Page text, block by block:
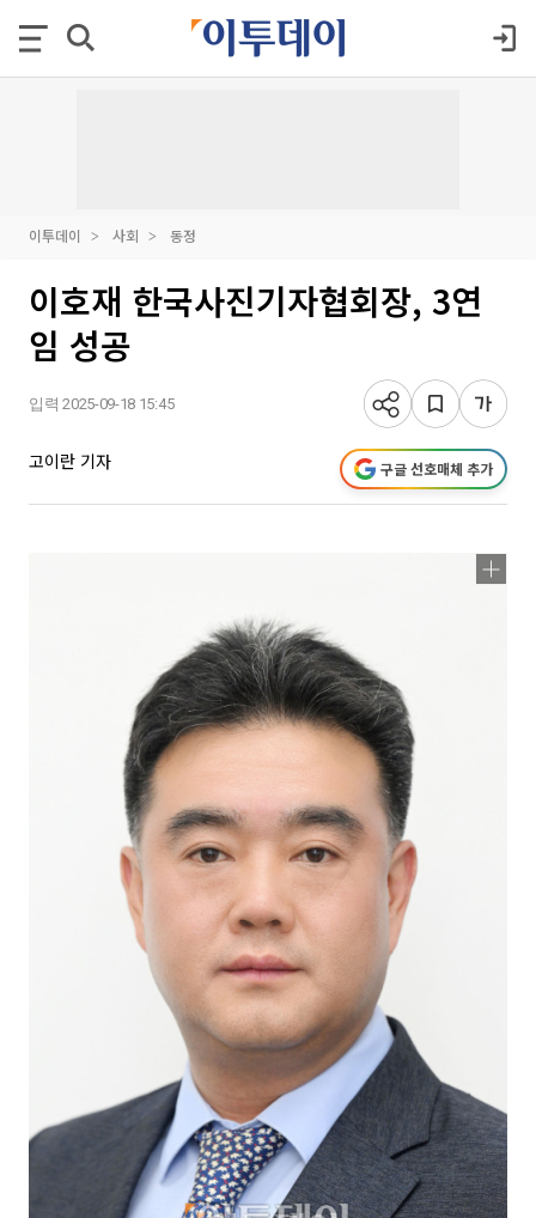
이투데이 사회 동정
이호재 한국사진기자협회장, 3연
임 성공
입력 2025-09-18 15:45
고이란 기자 구글 선호매체 추가